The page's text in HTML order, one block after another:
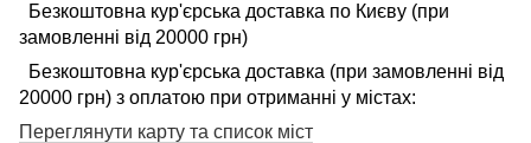
Безкоштовна кур'єрська доставка по Києву (при
замовленні від 20000 грн)
Безкоштовна кур'єрська доставка (при замовленні від
20000 грн) з оплатою при отриманні у містах:
Переглянути карту та список міст